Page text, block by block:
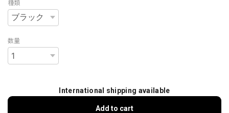
種類
数量
International shipping available
Add to cart